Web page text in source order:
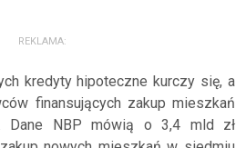
REKLAMA:
kredyty hipoteczne kurczy się, a
finansujących zakup mieszkań
Dane NBP mówią o 3,4 mld zł